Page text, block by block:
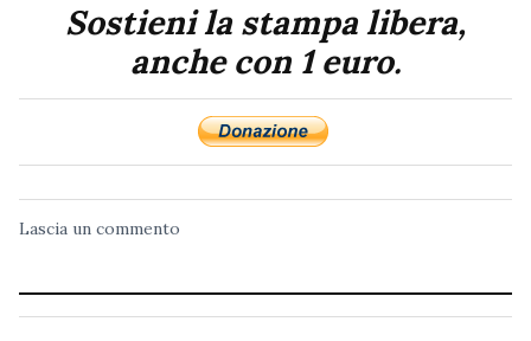
Sostieni la stampa libera,
anche con 1 euro.
Lascia un commento